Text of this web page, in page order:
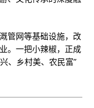
管网等基础设施，改
。一把小辣椒，正成
、乡村美、农民富”